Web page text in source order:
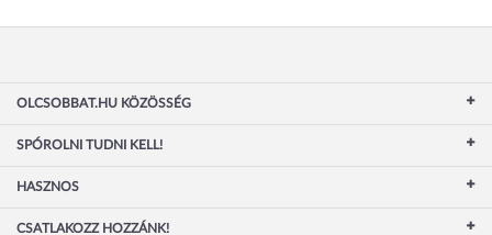
OLCSOBBAT.HU KÖZÖSSÉG
SPÓROLNI TUDNI KELL!
HASZNOS
CSATLAKOZZ HOZZÁNK!